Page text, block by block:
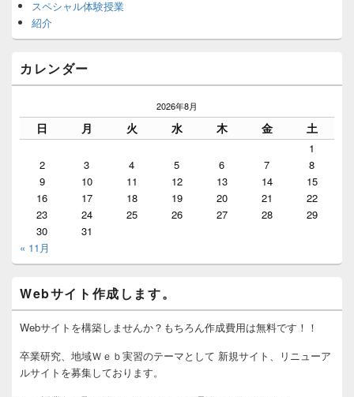
Area
スペシャル体験授業
紹介
カレンダー
2026年8月
日 月 火 水 木 金 土
1
2
3 4 5 6 7
8
9
10 11 12 13 14
15
16
17 18 19 20 21
22
23
24 25 26 27 28
29
30
31
« 11月
Webサイト作成します。
Webサイトを構築しませんか？もちろん作成費用は無料です！！
卒業研究、地域Ｗｅｂ実習のテーマとして 新規サイト、リニューア
ルサイトを募集しております。